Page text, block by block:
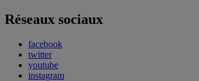
Réseaux sociaux
facebook
twitter
youtube
instagram